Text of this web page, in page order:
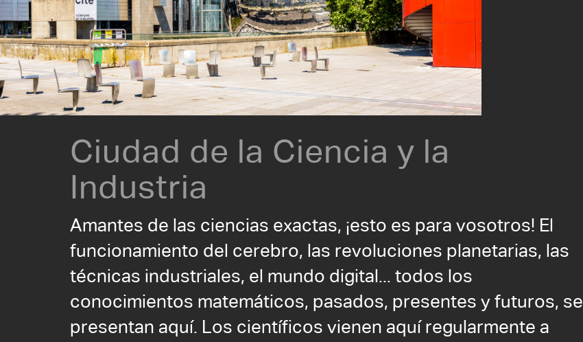
Ciudad de la Ciencia y la
Industria
Amantes de las ciencias exactas, ¡esto es para vosotros! El
funcionamiento del cerebro, las revoluciones planetarias, las
técnicas industriales, el mundo digital... todos los
conocimientos matemáticos, pasados, presentes y futuros, se
presentan aquí. Los científicos vienen aquí regularmente a